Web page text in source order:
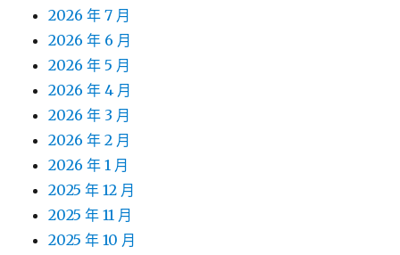
2026 年 7 月
2026 年 6 月
2026 年 5 月
2026 年 4 月
2026 年 3 月
2026 年 2 月
2026 年 1 月
2025 年 12 月
2025 年 11 月
2025 年 10 月